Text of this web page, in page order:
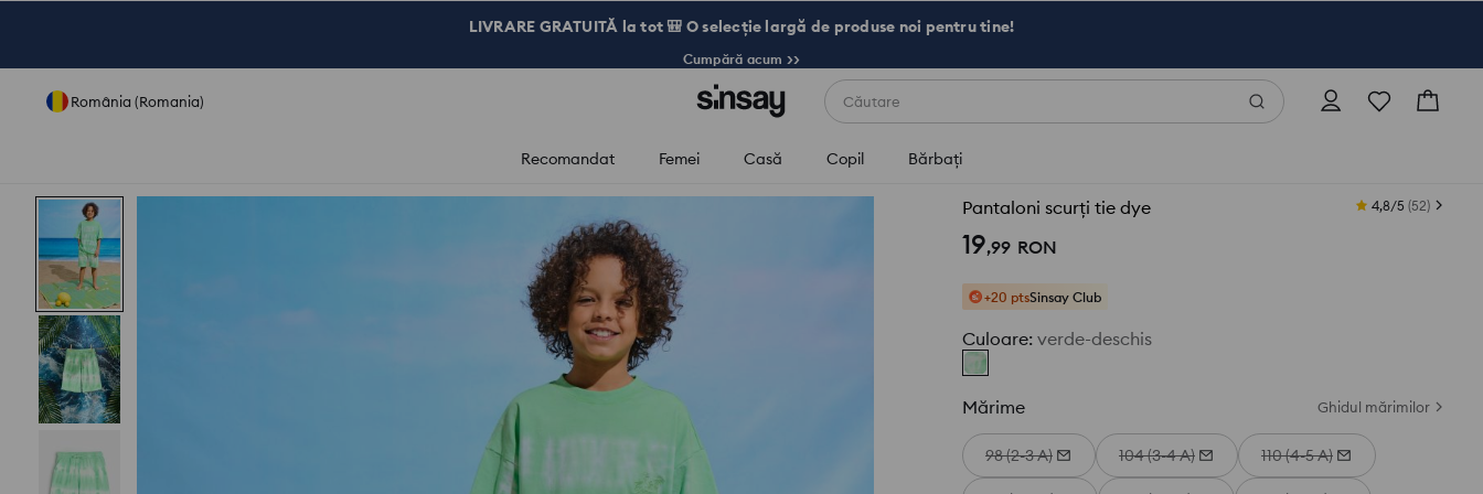
LIVRARE GRATUITĂ la tot 🎒 O selecție largă de produse noi pentru tine!
Cumpără acum >>
România (Romania) Căutare
Recomandat Femei Casă Copil Bărbaţi
Pantaloni scurți tie dye 4,8/5 (52)
19,99 RON
+20 ptsSinsay Club
Culoare: verde-deschis
Mărime Ghidul mărimilor
98 (2-3 A) 104 (3-4 A) 110 (4-5 A)